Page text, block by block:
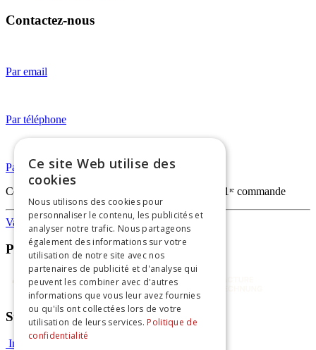
Contactez-nous
Par email
Par téléphone
Par WhatsApp
Code
— -20% sur votre 1ʳᵉ commande
Vapothèque
Paiements sécurisés
Suivez-nous
Instagram
Ce site Web utilise des
cookies
Nous utilisons des cookies pour
personnaliser le contenu, les publicités et
analyser notre trafic. Nous partageons
également des informations sur votre
utilisation de notre site avec nos
partenaires de publicité et d'analyse qui
peuvent les combiner avec d'autres
informations que vous leur avez fournies
ou qu'ils ont collectées lors de votre
utilisation de leurs services. Politique de
confidentialité